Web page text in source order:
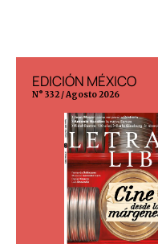
EDICIÓN MÉXICO
N° 332 / Agosto 2026